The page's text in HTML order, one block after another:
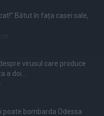
Bătut în fața casei sale,
virusul care produce
a doi...
poate bombarda Odessa